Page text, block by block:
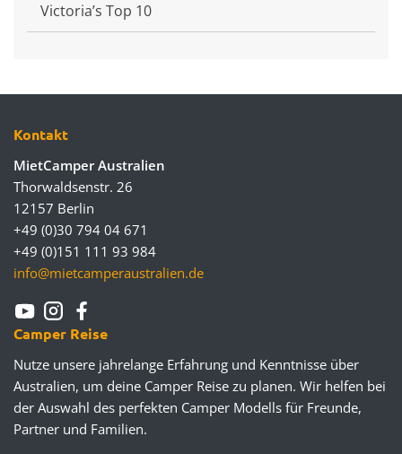
Victoria’s Top 10
Kontakt
MietCamper Australien
Thorwaldsenstr. 26
12157 Berlin
+49 (0)30 794 04 671
+49 (0)151 111 93 984
info@mietcamperaustralien.de
Camper Reise
Nutze unsere jahrelange Erfahrung und Kenntnisse über
Australien, um deine Camper Reise zu planen. Wir helfen bei
der Auswahl des perfekten Camper Modells für Freunde,
Partner und Familien.